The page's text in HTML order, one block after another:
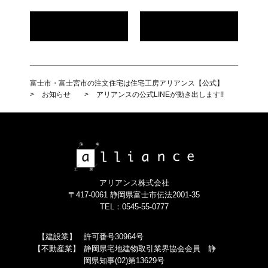
富士市・富士宮市の注文住宅は住宅工房アリアンス【公式】
>
お知らせ > アリアンスの公式LINEが動き出します!!
アリアンス株式会社
〒417-0061 静岡県富士市伝法2001-35
TEL：0545-55-0777
【建設業】
許可番号30964号
【不動産業】
静岡県宅地建物取引業界協会会員 静
岡県知事(02)第13629号